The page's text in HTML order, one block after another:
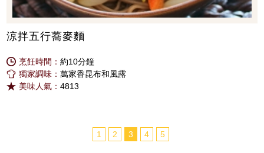
涼拌五行蕎麥麵
烹飪時間：約10分鐘
獨家調味：萬家香昆布和風露
美味人氣：4813
1 2 3 4 5